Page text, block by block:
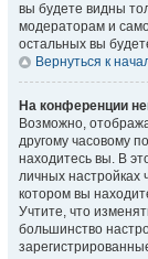
вы будете видны
модераторам и
остальных вы
Вернуться к
На конференции
Возможно,
другому часовому
находитесь вы. В
личных настройках
котором вы
Учтите, что
большинство